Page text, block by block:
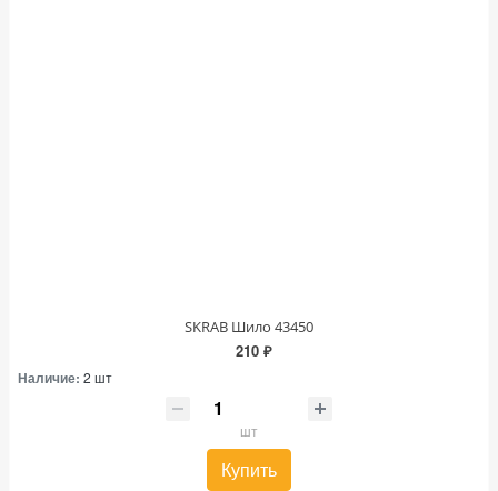
SKRAB Шило 43450
210 ₽
Наличие: 2 шт
шт
Купить